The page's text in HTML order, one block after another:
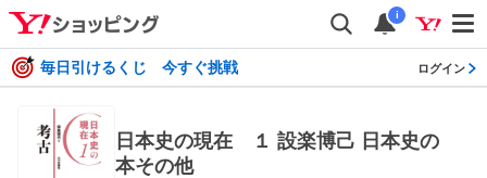
i
毎日引けるくじ 今すぐ挑戦 ログイン
日本史の現在 １ 設楽博己 日本史の
本その他